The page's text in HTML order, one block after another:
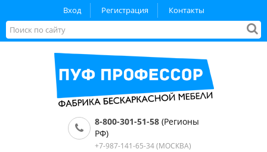
Вход Регистрация Контакты
8-800-301-51-58 (Регионы
РФ)
+7-987-141-65-34(МОСКВА)